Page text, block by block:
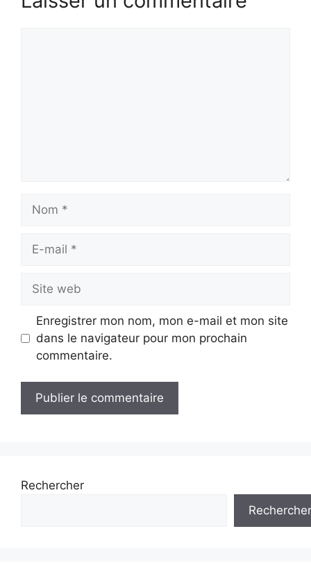
mail
web
Enregistrer mon nom, mon e-mail et mon site
dans le navigateur pour mon prochain
commentaire.
Rechercher
Rechercher